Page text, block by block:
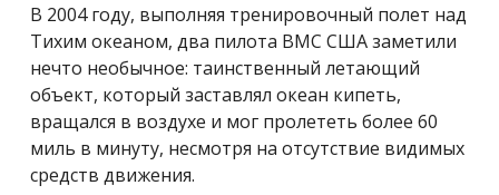
В 2004 году, выполняя тренировочный полет над
Тихим океаном, два пилота ВМC США заметили
нечто необычное: таинственный летающий
объект, который заставлял океан кипеть,
вращался в воздухе и мог пролететь более 60
миль в минуту, несмотря на отсутствие видимых
средств движения.